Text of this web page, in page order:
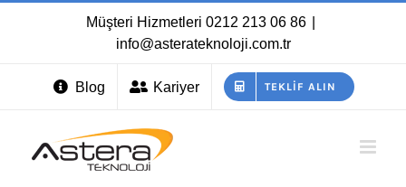
Müşteri Hizmetleri 0212 213 06 86
info@asterateknoloji.com.tr
Blog Kariyer TEKLIF ALIN